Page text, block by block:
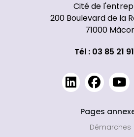
Cité de
200 Boulevard de la
71000
Tél : 03 85 21
Pages
Démarches